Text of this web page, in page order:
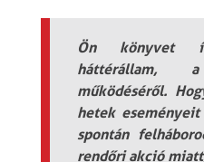
Ön könyvet
háttérállam,
működéséről.
hetek
spontán
rendőri akció